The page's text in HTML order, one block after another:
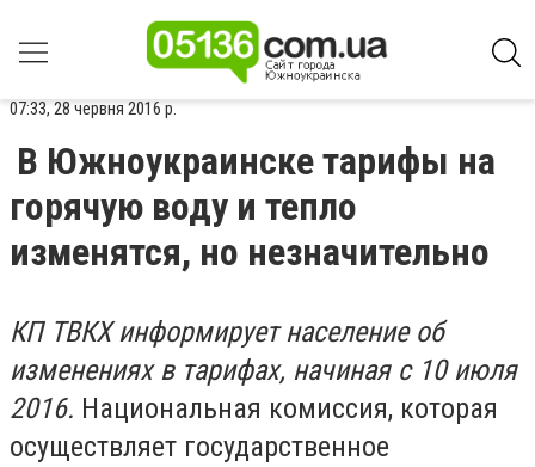
07:33, 28 червня 2016 р.
В Южноукраинске тарифы на
горячую воду и тепло
изменятся, но незначительно
КП ТВКХ информирует население об
изменениях в тарифах, начиная с 10 июля
2016. Национальная комиссия, которая
осуществляет государственное